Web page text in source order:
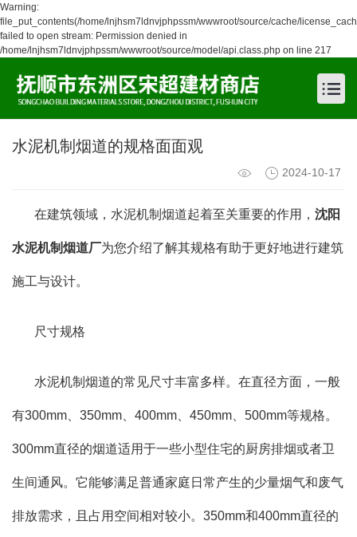
Warning:
file_put_contents(/home/lnjhsm7ldnvjphpssm/wwwroot/source/cache/
failed to open stream: Permission denied in
/home/lnjhsm7ldnvjphpssm/wwwroot/source/model/api.class.php on line 217
水泥机制烟道的规格面面观
2024-10-17
在建筑领域，水泥机制烟道起着至关重要的作用， 沈阳
水泥机制烟道厂为您介绍了解其规格有助于更好地进行建筑
施工与设计。
尺寸规格
水泥机制烟道的常见尺寸丰富多样。在直径方面，一般
有300mm、350mm、400mm、450mm、500mm等规格。
300mm直径的烟道适用于一些小型住宅的厨房排烟或者卫
生间通风。它能够满足普通家庭日常产生的少量烟气和废气
排放需求，且占用空间相对较小。350mm和400mm直径的